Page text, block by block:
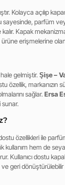
Kolayca açılıp
sayesinde, parfüm
Kapak
ürüne erişmelerine
gelmiştir. Şişe –
markanızın
sağlar. Ersa
dostu özellikleri ile
hem de
Kullanıcı dostu
ve geri